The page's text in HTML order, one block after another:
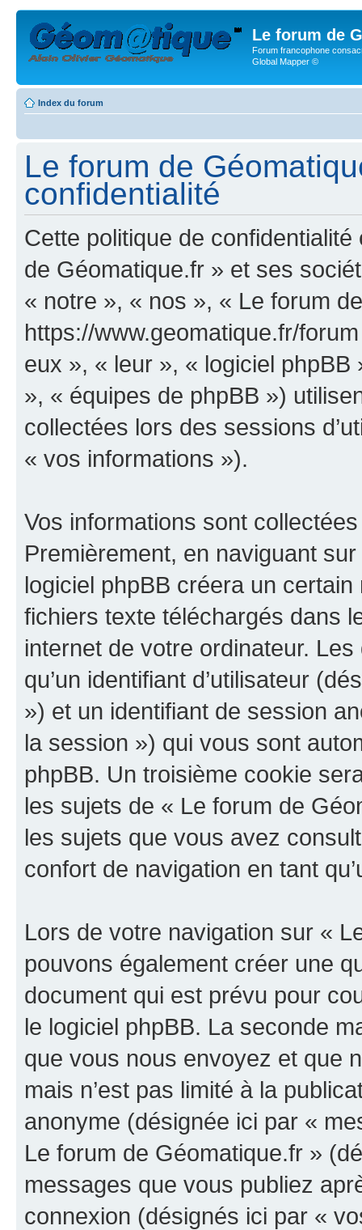
Le forum de
Forum francophone
Global Mapper ©
Index du forum
Le forum de
confidentialité
Cette politique de
de Géomatique.fr » et ses
« notre », « nos », « Le forum
https://www.geomatique.fr/
eux », « leur », « logiciel
», « équipes de phpBB »)
collectées lors des sessions
« vos informations »).
Vos informations sont
Premièrement, en naviguant
logiciel phpBB créera un
fichiers texte téléchargés dans
internet de votre ordinateur.
qu’un identifiant d’utilisateur
») et un identifiant de session
la session ») qui vous sont
phpBB. Un troisième cookie
les sujets de « Le forum de
les sujets que vous avez
confort de navigation en tant
Lors de votre navigation sur «
pouvons également créer une
document qui est prévu pour
le logiciel phpBB. La seconde
que vous nous envoyez et que
mais n’est pas limité à la
anonyme (désignée ici par «
Le forum de Géomatique.fr »
messages que vous publiez
connexion (désignés ici par «